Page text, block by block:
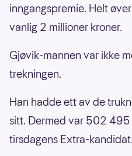
inngangspremie. Helt
vanlig 2 millioner kroner.
Gjøvik-mannen var ikke
trekningen.
Han hadde ett av de
sitt. Dermed var 502 495
tirsdagens Extra-kandidat.